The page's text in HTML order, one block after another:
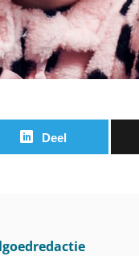
Deel